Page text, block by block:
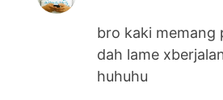
bro kaki memang
dah lame
huhuhu